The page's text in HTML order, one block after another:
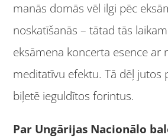
manās domās vēl ilgi pēc
noskatīšanās – tātad tās
eksāmena koncerta esence ar
meditatīvu efektu. Tā dēļ jutos
biļetē ieguldītos forintus.
Par Ungārijas Nacionālo